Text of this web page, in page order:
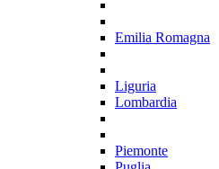
Emilia Romagna
Liguria
Lombardia
Piemonte